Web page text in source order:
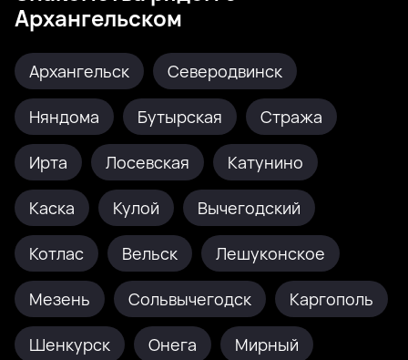
Архангельском
Архангельск Северодвинск
Няндома Бутырская Стража
Ирта Лосевская Катунино
Каска Кулой Вычегодский
Котлас Вельск Лешуконское
Мезень Сольвычегодск Каргополь
Шенкурск Онега Мирный